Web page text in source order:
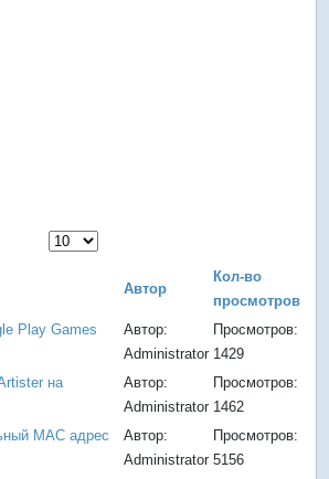
Автор
Кол-во
просмотров
Play Games
Автор:
Administrator
Просмотров:
1429
на
Автор:
Administrator
Просмотров:
1462
MAC адрес
Автор:
Administrator
Просмотров:
5156